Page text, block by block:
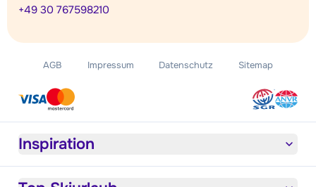
+49 30 767598210
AGB Impressum Datenschutz Sitemap
Inspiration